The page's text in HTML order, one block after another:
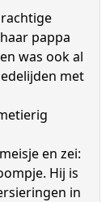
pappa
was ook al
met
en zei:
Hij is
in